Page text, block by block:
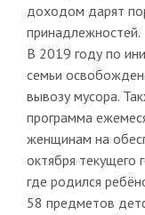
доходом дарят
принадлежностей.
В 2019 году по
семьи
вывозу мусора.
программа
женщинам на
октября текущего
где родился
58 предметов